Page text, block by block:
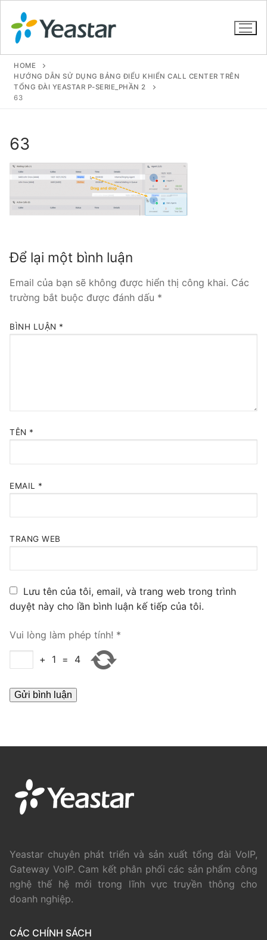
Tổng đài VoIP Yeastar S412
Tổng đài VoIP Yeastar S20
Tổng đài VoIP Yeastar S100
Tổng đài VoIP Yeastar S300
FXS VoIP Gateway
VoIP GSM / 3G / 4G Gateways
E1 / T1 / PRI VoIP Gateway
PRI VoIP Gateway TE100
PRI VoIP Gateway TE200
BRI VoIP Gateway
TIN TỨC
HOME
HƯỚNG DẪN SỬ DỤNG BẢNG ĐIỂU KHIỂN CALL CENTER TRÊN
TỔNG ĐÀI YEASTAR P-SERIE_PHẦN 2
63
63
Để lại một bình luận
Email của bạn sẽ không được hiển thị công khai. Các
trường bắt buộc được đánh dấu *
BÌNH LUẬN *
TÊN *
EMAIL *
TRANG WEB
Lưu tên của tôi, email, và trang web trong trình
duyệt này cho lần bình luận kế tiếp của tôi.
Vui lòng làm phép tính! *
+ 1 = 4
Yeastar chuyên phát triển và sản xuất tổng đài VoIP,
Gateway VoIP. Cam kết phân phối các sản phẩm công
nghệ thế hệ mới trong lĩnh vực truyền thông cho
doanh nghiệp.
CÁC CHÍNH SÁCH